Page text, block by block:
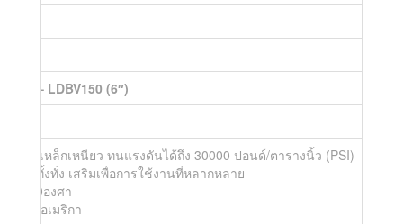
– LDBV150 (6″)
บเท่าเหล็กเหนียว ทนแรงดันได้ถึง 30000 ปอนด์/ตารางนิ้ว (PSI)
รวมทั้งทั่ง เสริมเพื่อการใช้งานที่หลากหลาย
ว 360องศา
สหรัฐอเมริกา